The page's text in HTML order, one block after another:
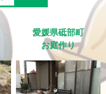
愛媛県砥部町
お庭作り